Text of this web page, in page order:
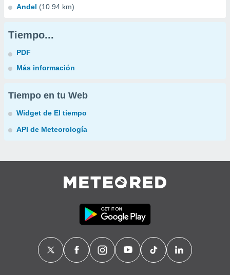
Andel (10.94 km)
Tiempo...
PDF
Más información
Tiempo en tu Web
Widget de El tiempo
API de Meteorología